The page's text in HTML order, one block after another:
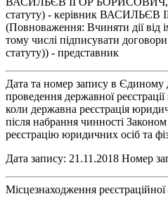
статуту) - керівник
(Повноваження: Вчиняти дії від
тому числі підписувати
статуту)) - представник
Дата та номер запису в Єдиному
проведення державної
коли державна реєстрація
після набрання чинності
реєстрацію юридичних осіб та
Дата запису: 21.11.2018 Номер
Місцезнаходження